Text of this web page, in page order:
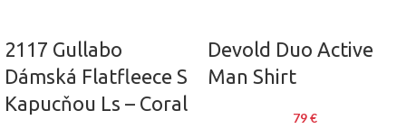
2117 Gullabo
Dámská Flatfleece S
Kapucňou Ls – Coral
Devold Duo Active
Man Shirt
79€